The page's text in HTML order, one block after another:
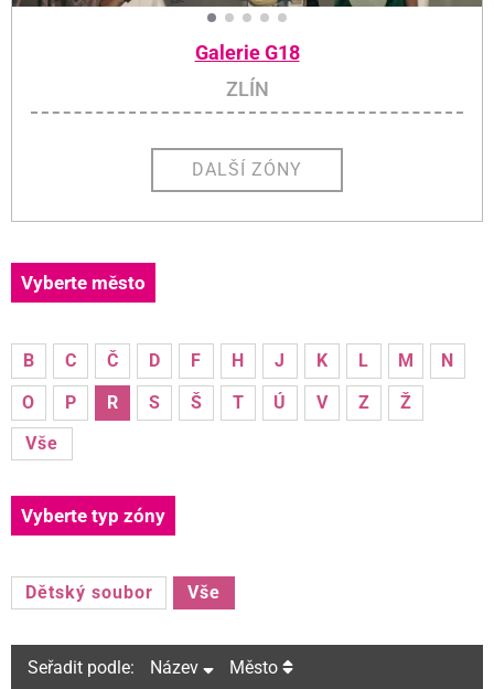
Galerie G18
ZLÍN
DALŠÍ ZÓNY
Vyberte město
B C Č D F H J K L M
N
O
P R S Š T Ú V Z
Ž
Vše
Vyberte typ zóny
Dětský soubor Vše
Seřadit podle: Název Město